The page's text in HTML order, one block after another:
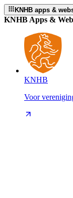
KNHB apps &
KNHB Apps &
KNHB
Voor